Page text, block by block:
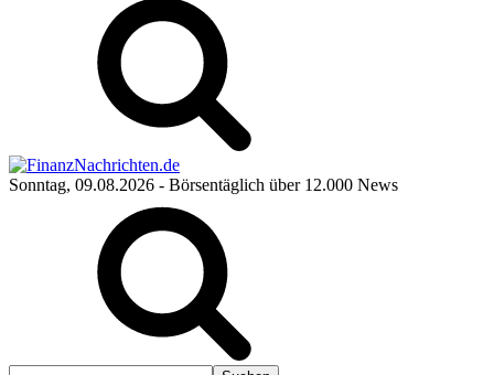
Sonntag, 09.08.2026 - Börsentäglich über 12.000 News